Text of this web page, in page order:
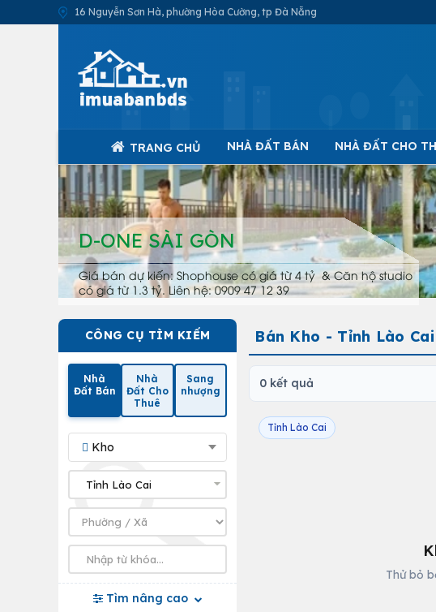
16 Nguyễn Sơn Hà, phường Hòa Cường, tp Đà Nẵng
TRANG CHỦ NHÀ ĐẤT BÁN NHÀ ĐẤT CHO
D-ONE SÀI GÒN
Giá bán dự kiến: Shophouse có giá từ 4 tỷ & Căn hộ studio
có giá từ 1.3 tỷ. Liên hệ: 0909 47 12 39
CÔNG CỤ TÌM KIẾM
Nhà
Đất Bán
Nhà
Đất Cho
Thuê
Sang
nhượng
Kho
Tìm nâng cao
Bán Kho - Tỉnh Lào Cai
0 kết quả
Tỉnh Lào Cai
Thử bỏ